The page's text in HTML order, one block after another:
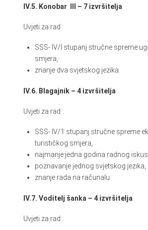
IV.5. Konobar III – 7 izvršitelja
Uvjeti za rad :
SSS- IV/I stupanj stručne spreme
smjera,
znanje dva svjetskog jezika.
IV.6. Blagajnik – 4 izvršitelja
Uvjeti za rad :
SSS- IV/1 stupanj stručne spreme
turističkog smjera,
najmanje jedna godina radnog
poznavanje jednog svjetskog jezika,
znanje rada na računalu.
IV.7. Voditelj šanka – 4 izvršitelja
Uvjeti za rad :